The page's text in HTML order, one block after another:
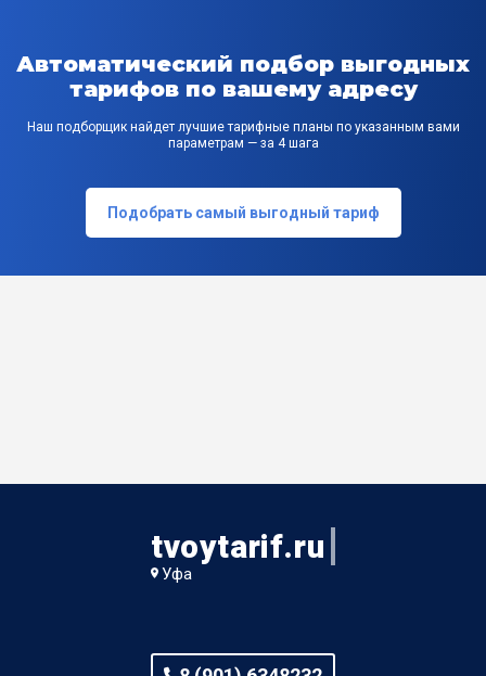
Автоматический подбор выгодных
тарифов по вашему адресу
Наш подборщик найдет лучшие тарифные планы по указанным вами
параметрам — за 4 шага
Подобрать самый выгодный тариф
tvoytarif.ru
Уфа